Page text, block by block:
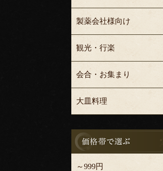
製薬会社様向け
観光・行楽
会合・お集まり
大皿料理
～999円